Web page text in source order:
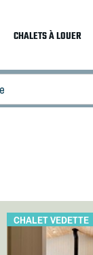
CHALETS À LOUER
CHALET VEDETTE